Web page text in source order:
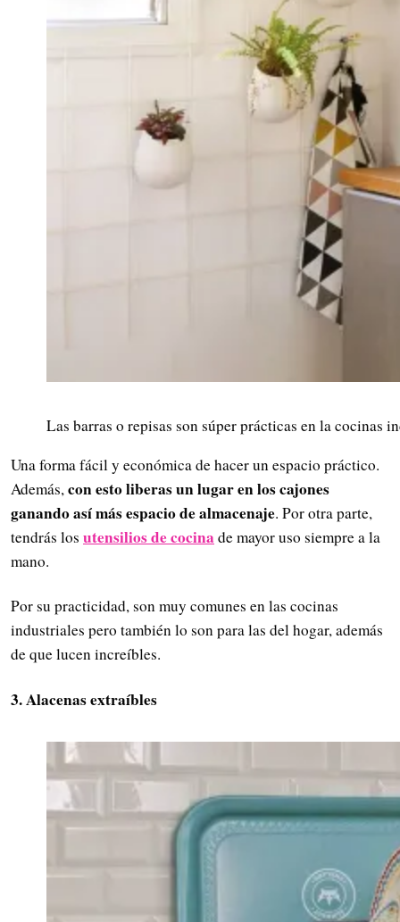
Las barras o repisas son súper prácticas en la cocinas
Una forma fácil y económica de hacer un espacio práctico.
Además,con esto liberas un lugar en los cajones
ganando así más espacio de almacenaje. Por otra parte,
tendrás los utensilios de cocina de mayor uso siempre a la
mano.
Por su practicidad, son muy comunes en las cocinas
industriales pero también lo son para las del hogar, además
de que lucen increíbles.
3. Alacenas extraíbles